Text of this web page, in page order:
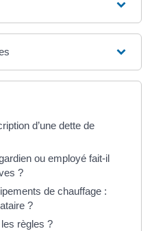
d’une dette de
ou employé fait-il
?
de chauffage :
?
règles ?